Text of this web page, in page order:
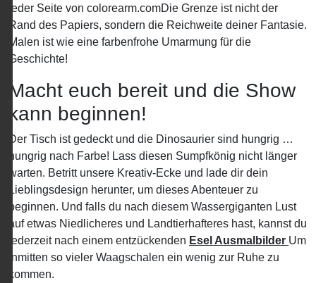
jeder Seite von colorearm.comDie Grenze ist nicht der
Rand des Papiers, sondern die Reichweite deiner Fantasie.
Malen ist wie eine farbenfrohe Umarmung für die
Geschichte!
Macht euch bereit und die Show
kann beginnen!
Der Tisch ist gedeckt und die Dinosaurier sind hungrig …
hungrig nach Farbe! Lass diesen Sumpfkönig nicht länger
warten. Betritt unsere Kreativ-Ecke und lade dir dein
Lieblingsdesign herunter, um dieses Abenteuer zu
beginnen. Und falls du nach diesem Wassergiganten Lust
auf etwas Niedlicheres und Landtierhafteres hast, kannst du
jederzeit nach einem entzückenden Esel Ausmalbilder Um
inmitten so vieler Waagschalen ein wenig zur Ruhe zu
kommen.